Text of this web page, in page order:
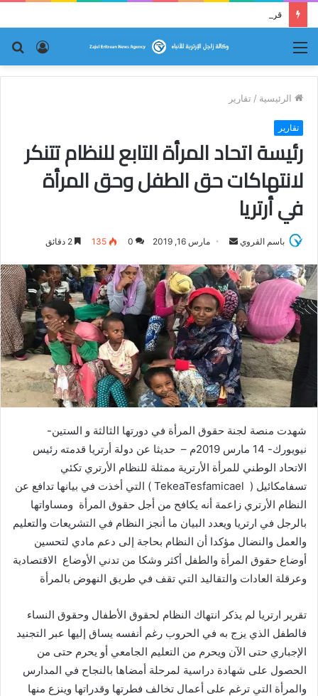
قراءة نقدية في قصيدة إرترية : (ما كان لم يكن!)
تسجيل
الدخول
الرئيسية / تقارير
تقارير
رئيسة اتحاد المرأة التابع للنظام تتنكر
لانتهاكات حق الطفل وحق المرأة
في أرتريا
باسم القروي
س
ل
ب
ر
ي
د
ا
إ
ك
ا
مارس 16, 2019 0
135
شهدت منصة لجنة حقوق المرأة في دورتها الثالثة و الستين-
نيويورك- 14 مارس 2019م – حديثا عن دولة أرتريا قدمته رئيس
الاتحاد الوطني للمرأة الأرترية ممثلة للنظام الأرتري تكئي
تسفامكائيل ( TekeaTesfamicael ) التي أخذت في بيانها تدافع عن
النظام الأرتري زاعمة أنه يكافح من أجل حقوق المرأة ومساواتها
بالرجل في ارتريا ويعدد البيان ما أنجز النظام في التشريعات والتعليم
والعمل والنضال مؤكدا أن النظام بحاجة إلى دعم مادي لتحسين
أوضاع حقوق المرأة والطفل أكثر وشكا من تدني الأوضاع الاقتصادية
وعرقلة العادات والتقاليد التي تقف في طريق النهوض بالمرأة
تقرير ارتريا لم يذكر انتهاك النظام لحقوق الأطفال وحقوق النساء
فالطفل الذي يزج به في الحروب رغم أنفسه يساق إليها عبر التجنيد
الإجباري حتى الآن ويحرم من التعليم الجامعي أو يحرم حتى من
الحصول على شهادة دراسية لمرحلة أمضاها بالنجاح في المدارس
والمرأة التي ترغم على أعمال تخالف فطرتها وقدراتها وينزع منها